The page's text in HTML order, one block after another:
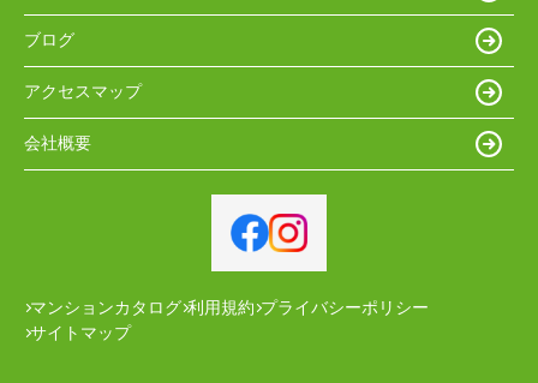
ブログ
アクセスマップ
会社概要
マンションカタログ 利用規約 プライバシーポリシー
サイトマップ